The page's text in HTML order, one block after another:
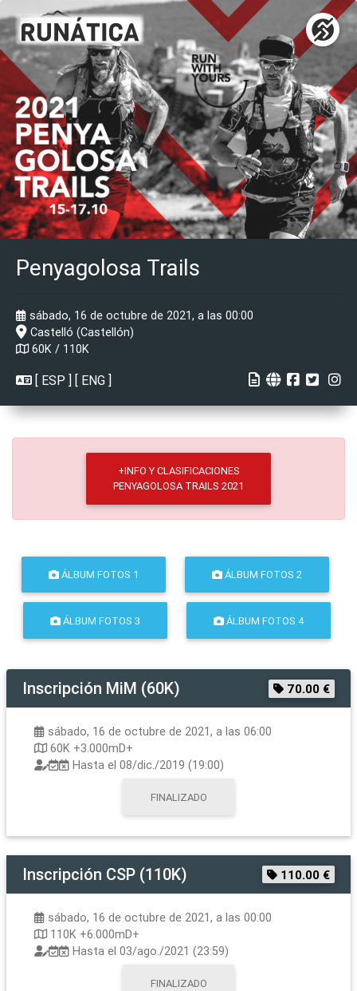
Penyagolosa Trails
sábado, 16 de octubre de 2021, a las 00:00
Castelló (Castellón)
60K / 110K
[ ESP ] [ ENG ]
+INFO Y CLASIFICACIONES
PENYAGOLOSA TRAILS 2021
ÁLBUM FOTOS 1 ÁLBUM FOTOS 2
ÁLBUM FOTOS 3 ÁLBUM FOTOS 4
Inscripción MiM (60K) 70.00 €
sábado, 16 de octubre de 2021, a las 06:00
60K +3.000mD+
Hasta el 08/dic./2019 (19:00)
FINALIZADO
Inscripción CSP (110K) 110.00 €
sábado, 16 de octubre de 2021, a las 00:00
110K +6.000mD+
Hasta el 03/ago./2021 (23:59)
FINALIZADO